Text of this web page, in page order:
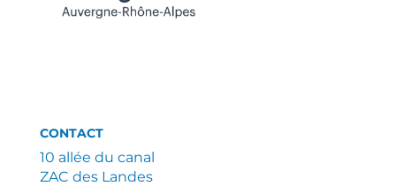
CONTACT
10 allée du canal
ZAC des Landes